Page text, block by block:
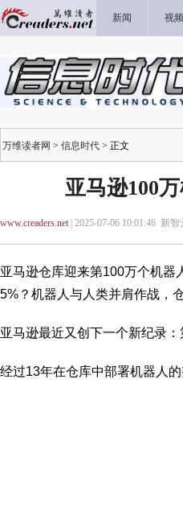
新闻 视频
万维读者网 > 信息时代 > 正文
亚马逊100
www.creaders.net| 2025-07-06 10:01:46 新智
亚马逊仓库迎来第100万个机器
5%？机器人与人类并肩作战，
亚马逊最近又创下一个新纪录：
经过13年在仓库中部署机器人